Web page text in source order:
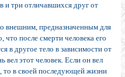
и три отличавшихся друг от
внешним, предназначенным для
что после смерти человека его
в другое тело в зависимости от
вел этот человек. Если он вел
то в своей последующей жизни